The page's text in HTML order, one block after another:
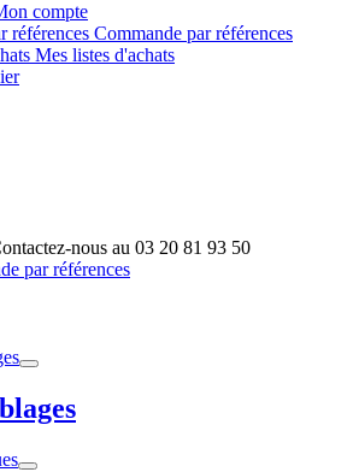
compte
Commande par références
Mes listes d'achats
nous au 03 20 81 93 50
par références